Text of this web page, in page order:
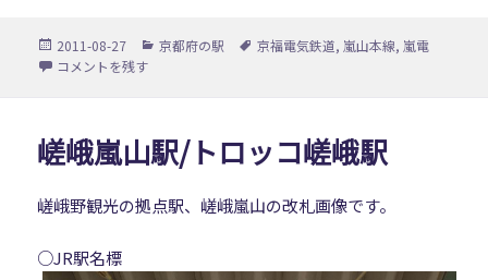
投
稿
2011-08-27
カ
京都府の駅
タ
京福電気鉄道,嵐山本線,嵐電
四条大宮駅 に
コメントを残す
嵯峨嵐山駅/トロッコ嵯峨駅
嵯峨野観光の拠点駅、嵯峨嵐山の改札画像です。
○JR駅名標